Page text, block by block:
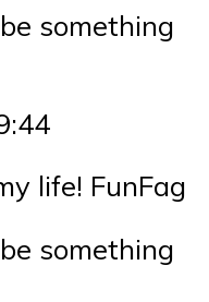
something
life! FunFag
something